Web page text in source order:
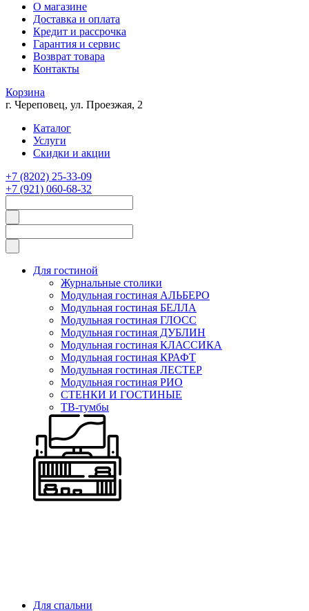
О магазине
Доставка и оплата
Кредит и рассрочка
Гарантия и сервис
Возврат товара
Контакты
Корзина
г. Череповец, ул. Проезжая, 2
Каталог
Услуги
Скидки и акции
+7 (8202) 25-33-09
+7 (921) 060-68-32
Для гостиной
Журнальные столики
Модульная гостиная АЛЬБЕРО
Модульная гостиная БЕЛЛА
Модульная гостиная ГЛОСС
Модульная гостиная ДУБЛИН
Модульная гостиная КЛАССИКА
Модульная гостиная КРАФТ
Модульная гостиная ЛЕСТЕР
Модульная гостиная РИО
СТЕНКИ И ГОСТИНЫЕ
ТВ-тумбы
Для спальни